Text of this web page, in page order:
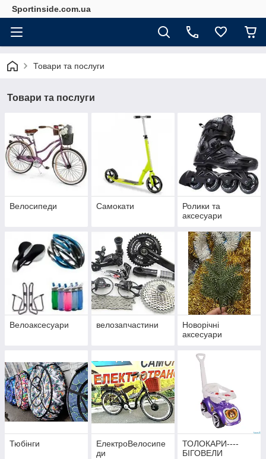
Sportinside.com.ua
Товари та послуги
Товари та послуги
Велосипеди Самокати
Ролики та
аксесуари
Велоаксесуари велозапчастини
Новорічні
аксесуари
Тюбінги
ЕлектроВелосипе
ди
ТОЛОКАРИ----
БІГОВЕЛИ